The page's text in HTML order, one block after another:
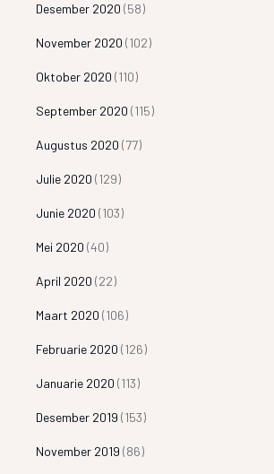
Desember 2020 (58)
November 2020 (102)
Oktober 2020 (110)
September 2020 (115)
Augustus 2020 (77)
Julie 2020 (129)
Junie 2020 (103)
Mei 2020 (40)
April 2020 (22)
Maart 2020 (106)
Februarie 2020 (126)
Januarie 2020 (113)
Desember 2019 (153)
November 2019 (86)